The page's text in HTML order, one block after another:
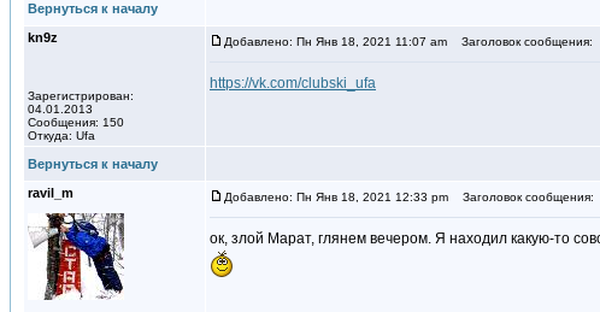
Вернуться к началу
kn9z
Зарегистрирован:
04.01.2013
Сообщения: 150
Откуда: Ufa
Добавлено: Пн Янв 18, 2021 11:07 am Заголовок сообщения:
https://vk.com/clubski_ufa
Вернуться к началу
ravil_m
Добавлено: Пн Янв 18, 2021 12:33 pm Заголовок сообщения:
ок, злой Марат, глянем вечером. Я находил какую-то